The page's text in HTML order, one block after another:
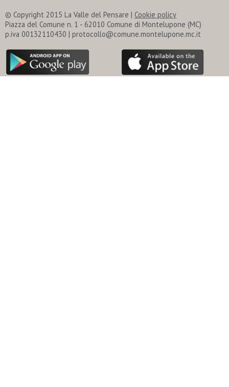
© Copyright 2015 La Valle del Pensare | Cookie policy
Piazza del Comune n. 1 - 62010 Comune di Montelupone (MC)
p.iva 00132110430 | protocollo@comune.montelupone.mc.it